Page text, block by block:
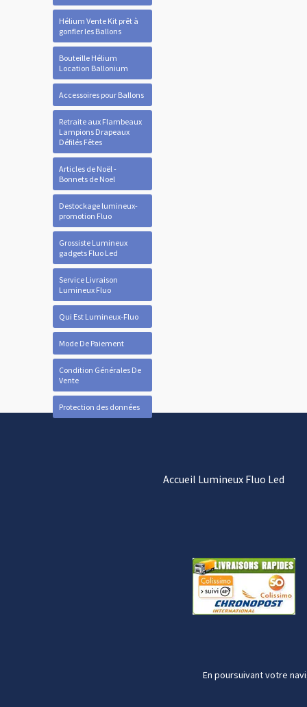
Hélium Vente Kit prêt à
gonfler les Ballons
Bouteille Hélium
Location Ballonium
Accessoires pour Ballons
Retraite aux Flambeaux
Lampions Drapeaux
Défilés Fêtes
Articles de Noël -
Bonnets de Noel
Destockage lumineux-
promotion Fluo
Grossiste Lumineux
gadgets Fluo Led
Service Livraison
Lumineux Fluo
Qui Est Lumineux-Fluo
Mode De Paiement
Condition Générales De
Vente
Protection des données
Accueil Lumineux Fluo Led
En poursuivant votre